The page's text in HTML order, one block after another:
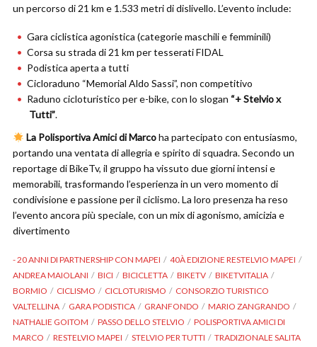
un percorso di 21 km e 1.533 metri di dislivello. L’evento include:
Gara ciclistica agonistica (categorie maschili e femminili)
Corsa su strada di 21 km per tesserati FIDAL
Podistica aperta a tutti
Cicloraduno “Memorial Aldo Sassi”, non competitivo
Raduno cicloturistico per e-bike, con lo slogan “+ Stelvio x
Tutti”.
La Polisportiva Amici di Marcoha partecipato con entusiasmo,
portando una ventata di allegria e spirito di squadra. Secondo un
reportage di BikeTv, il gruppo ha vissuto due giorni intensi e
memorabili, trasformando l’esperienza in un vero momento di
condivisione e passione per il ciclismo. La loro presenza ha reso
l’evento ancora più speciale, con un mix di agonismo, amicizia e
divertimento
- 20 ANNI DI PARTNERSHIP CON MAPEI
40À EDIZIONE RESTELVIO MAPEI
ANDREA MAIOLANI
BICI BICICLETTA BIKETV
BIKETVITALIA
BORMIO
CICLISMO CICLOTURISMO
CONSORZIO TURISTICO
VALTELLINA
GARA PODISTICA GRANFONDO
MARIO ZANGRANDO
NATHALIE GOITOM
PASSO DELLO STELVIO
POLISPORTIVA AMICI DI
MARCO
RESTELVIO MAPEI STELVIO PER TUTTI
TRADIZIONALE SALITA